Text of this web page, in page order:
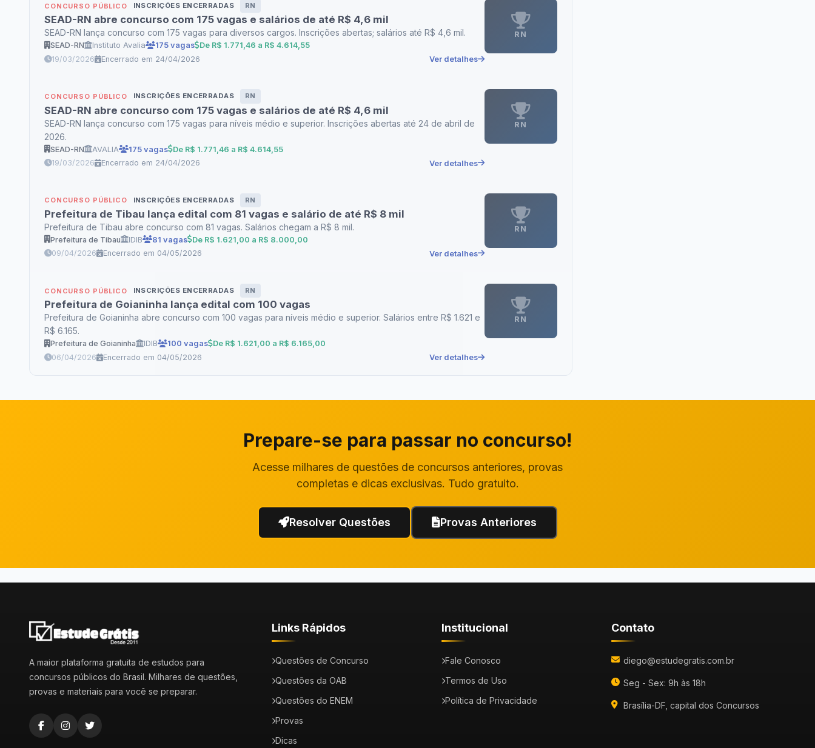
CONCURSO PÚBLICO INSCRIÇÕES ENCERRADAS RN
SEAD-RN abre concurso com 175 vagas e salários de até R$ 4,6 mil
SEAD-RN lança concurso com 175 vagas para diversos cargos. Inscrições abertas; salários até R$ 4,6 mil.
SEAD-RN Instituto Avalia 175 vagas De R$ 1.771,46 a R$ 4.614,55
19/03/2026
Encerrado em 24/04/2026 Ver detalhes
RN
CONCURSO PÚBLICO INSCRIÇÕES ENCERRADAS RN
SEAD-RN abre concurso com 175 vagas e salários de até R$ 4,6 mil
SEAD-RN lança concurso com 175 vagas para níveis médio e superior. Inscrições abertas até 24 de abril de
2026.
SEAD-RN AVALIA 175 vagas De R$ 1.771,46 a R$ 4.614,55
19/03/2026
Encerrado em 24/04/2026 Ver detalhes
RN
CONCURSO PÚBLICO INSCRIÇÕES ENCERRADAS RN
Prefeitura de Tibau lança edital com 81 vagas e salário de até R$ 8 mil
Prefeitura de Tibau abre concurso com 81 vagas. Salários chegam a R$ 8 mil.
Prefeitura de Tibau IDIB 81 vagas De R$ 1.621,00 a R$ 8.000,00
09/04/2026
Encerrado em 04/05/2026 Ver detalhes
RN
CONCURSO PÚBLICO INSCRIÇÕES ENCERRADAS RN
Prefeitura de Goianinha lança edital com 100 vagas
Prefeitura de Goianinha abre concurso com 100 vagas para níveis médio e superior. Salários entre R$ 1.621 e
R$ 6.165.
Prefeitura de Goianinha IDIB 100 vagas De R$ 1.621,00 a R$ 6.165,00
06/04/2026
Encerrado em 04/05/2026 Ver detalhes
RN
Prepare-se para passar no concurso!
Acesse milhares de questões de concursos anteriores, provas
completas e dicas exclusivas. Tudo gratuito.
Resolver Questões Provas Anteriores
A maior plataforma gratuita de estudos para
concursos públicos do Brasil. Milhares de questões,
provas e materiais para você se preparar.
Links Rápidos
Questões de Concurso
Questões da OAB
Questões do ENEM
Provas
Dicas
Institucional
Fale Conosco
Termos de Uso
Política de Privacidade
Contato
diego@estudegratis.com.br
Seg - Sex: 9h às 18h
Brasília-DF, capital dos Concursos